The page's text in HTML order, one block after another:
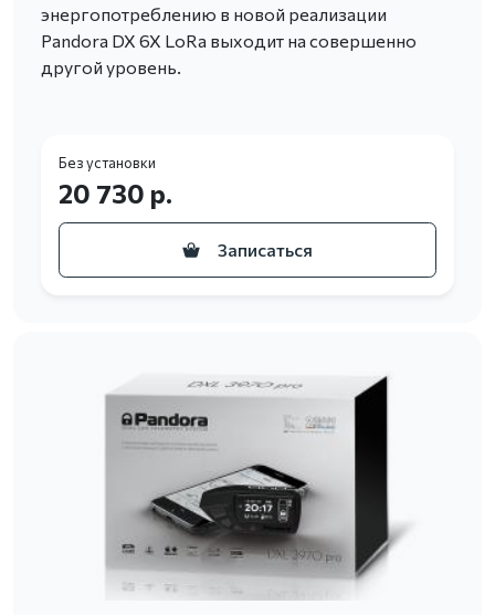
энергопотреблению в новой реализации
Pandora DX 6X LoRa выходит на совершенно
другой уровень.
Без установки
20 730 р.
Записаться